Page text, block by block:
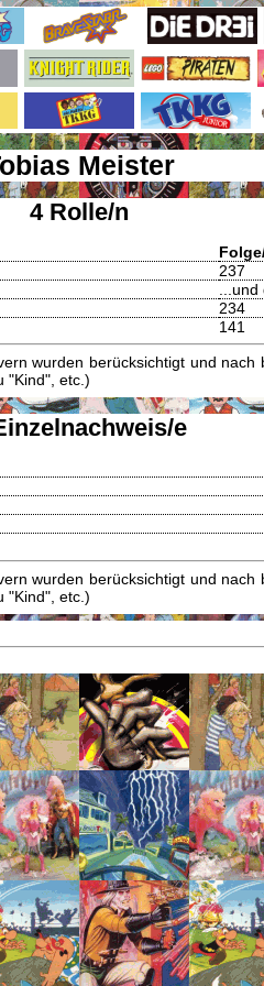
Meister
4 Rolle/n
237
234
141
wurden berücksichtigt und
"Kind", etc.)
e
wurden berücksichtigt und
"Kind", etc.)